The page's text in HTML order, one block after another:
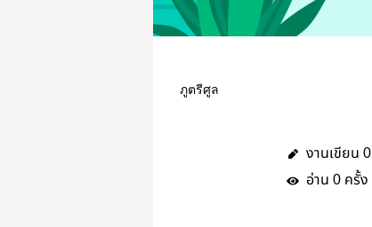
ภูตรีศูล
งานเขียน 0
อ่าน 0 ครั้ง